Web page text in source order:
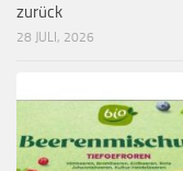
zurück
28 JULI, 2026